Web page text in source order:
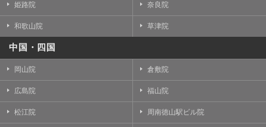
姫路院 奈良院
和歌山院 草津院
中国・四国
岡山院 倉敷院
広島院 福山院
松江院 周南徳山駅ビル院